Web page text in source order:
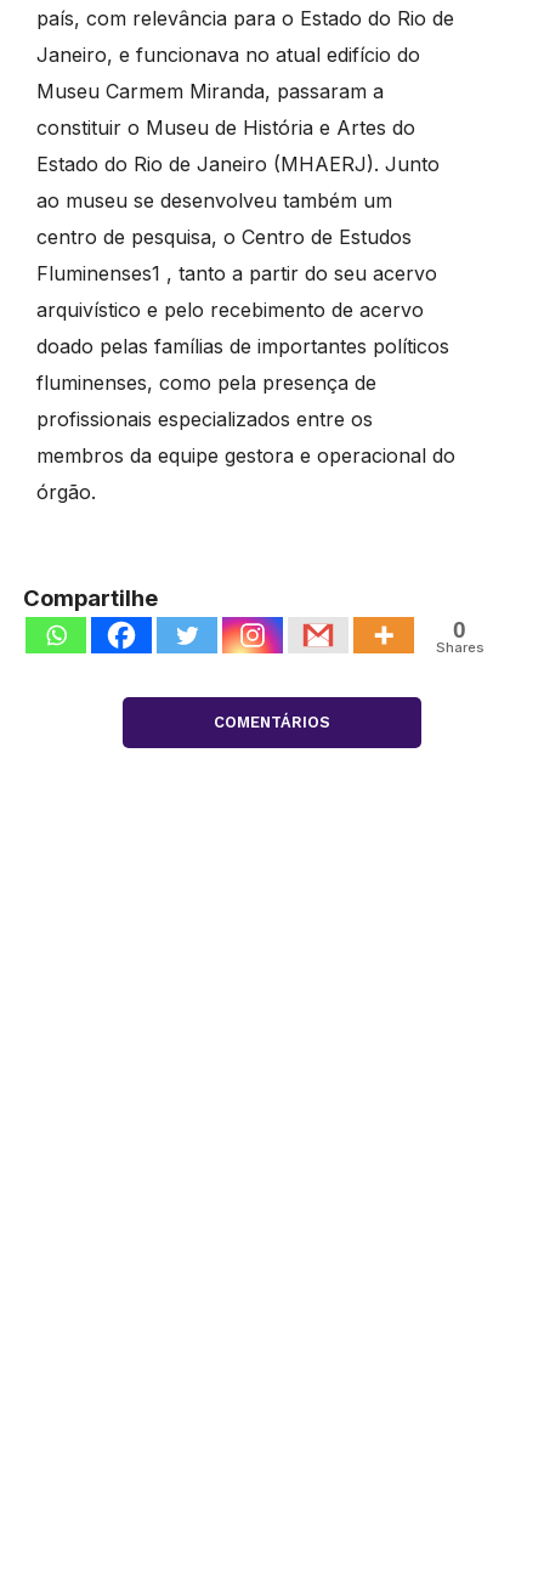
país, com relevância para o Estado do Rio de
Janeiro, e funcionava no atual edifício do
Museu Carmem Miranda, passaram a
constituir o Museu de História e Artes do
Estado do Rio de Janeiro (MHAERJ). Junto
ao museu se desenvolveu também um
centro de pesquisa, o Centro de Estudos
Fluminenses1 , tanto a partir do seu acervo
arquivístico e pelo recebimento de acervo
doado pelas famílias de importantes políticos
fluminenses, como pela presença de
profissionais especializados entre os
membros da equipe gestora e operacional do
órgão.
Compartilhe
0
Shares
COMENTÁRIOS